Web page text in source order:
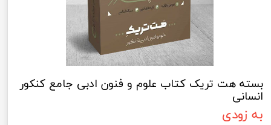
بسته هت تریک کتاب علوم و فنون ادبی جامع کنکور
انسانی
به زودی